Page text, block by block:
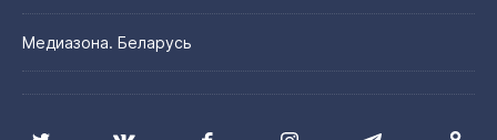
Медиазона. Беларусь